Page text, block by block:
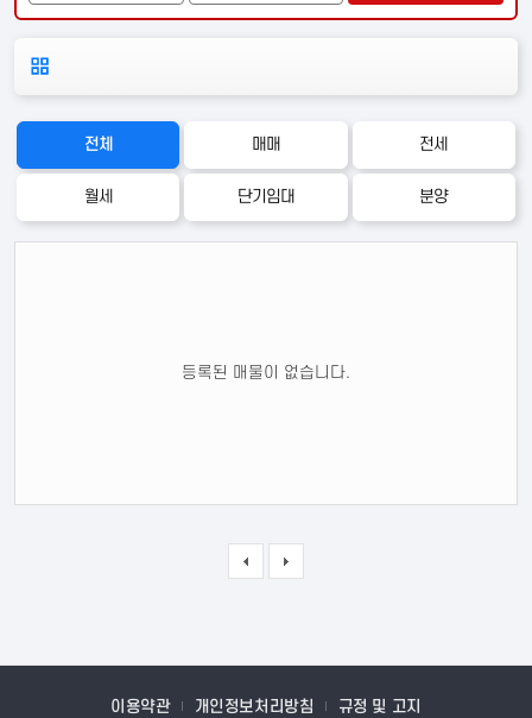
전체 매매 전세
월세 단기임대 분양
등록된 매물이 없습니다.
이용약관 개인정보처리방침
규정 및 고지
영화관